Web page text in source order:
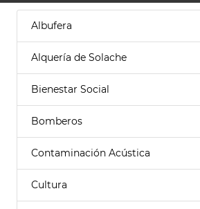
Albufera
Alquería de Solache
Bienestar Social
Bomberos
Contaminación Acústica
Cultura